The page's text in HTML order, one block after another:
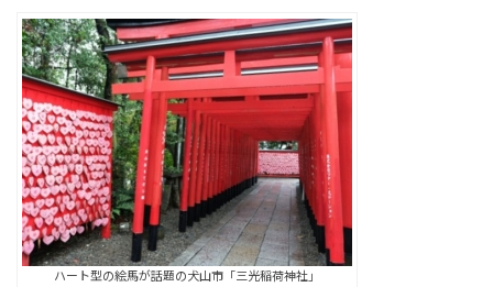
ハート型の絵馬が話題の犬山市「三光稲荷神社」